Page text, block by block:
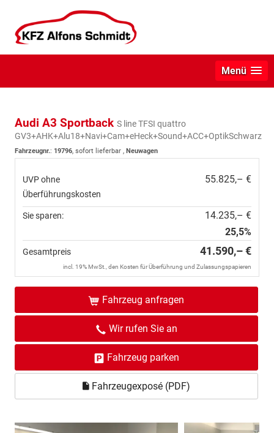
Menü
Audi A3 Sportback S line TFSI quattro
GV3+AHK+Alu18+Navi+Cam+eHeck+Sound+ACC+OptikSchwarz
Fahrzeugnr.: 19796, sofort lieferbar , Neuwagen
UVP ohne
Überführungskosten
55.825,– €
Sie sparen:
14.235,– €
25,5%
Gesamtpreis 41.590,– €
incl. 19% MwSt., den Kosten für Überführung und Zulassungspapieren
Fahrzeug anfragen
Wir rufen Sie an
Fahrzeug parken
Fahrzeugexposé (PDF)